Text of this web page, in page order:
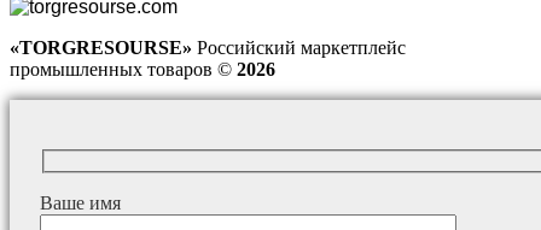
«TORGRESOURSE» Российский маркетплейс
промышленных товаров © 2026
Ваше имя